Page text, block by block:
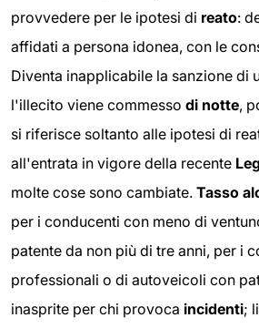
provvedere per le ipotesi di reato:
affidati a persona idonea, con le
Diventa inapplicabile la sanzione di
l'illecito viene commesso di notte,
si riferisce soltanto alle ipotesi di
all'entrata in vigore della recente
molte cose sono cambiate. Tasso
per i conducenti con meno di
patente da non più di tre anni, per i
professionali o di autoveicoli con
inasprite per chi provoca incidenti;